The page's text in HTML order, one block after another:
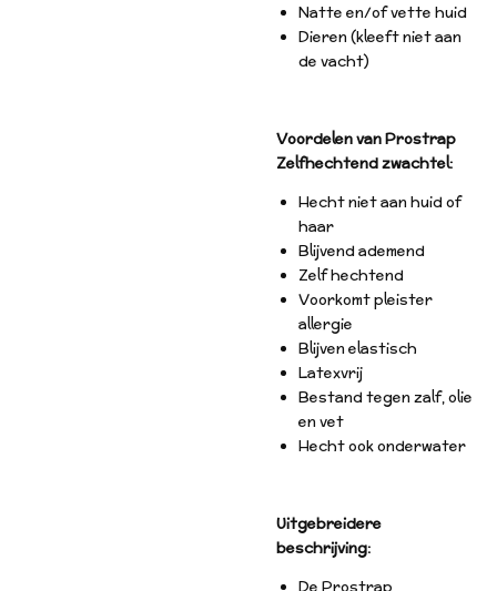
Natte en/of vette huid
Dieren (kleeft niet aan
de vacht)
Voordelen van Prostrap
Zelfhechtend zwachtel:
Hecht niet aan huid of
haar
Blijvend ademend
Zelf hechtend
Voorkomt pleister
allergie
Blijven elastisch
Latexvrij
Bestand tegen zalf, olie
en vet
Hecht ook onderwater
Uitgebreidere
beschrijving:
De Prostrap